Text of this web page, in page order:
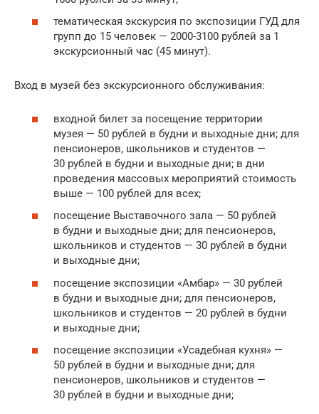
тематическая экскурсия по экспозиции ГУД для
групп до 15 человек — 2000-3100 рублей за 1
экскурсионный час (45 минут).
Вход в музей без экскурсионного обслуживания:
входной билет за посещение территории
музея — 50 рублей в будни и выходные дни; для
пенсионеров, школьников и студентов —
30 рублей в будни и выходные дни; в дни
проведения массовых мероприятий стоимость
выше — 100 рублей для всех;
посещение Выставочного зала — 50 рублей
в будни и выходные дни; для пенсионеров,
школьников и студентов — 30 рублей в будни
и выходные дни;
посещение экспозиции «Амбар» — 30 рублей
в будни и выходные дни; для пенсионеров,
школьников и студентов — 20 рублей в будни
и выходные дни;
посещение экспозиции «Усадебная кухня» —
50 рублей в будни и выходные дни; для
пенсионеров, школьников и студентов —
30 рублей в будни и выходные дни;